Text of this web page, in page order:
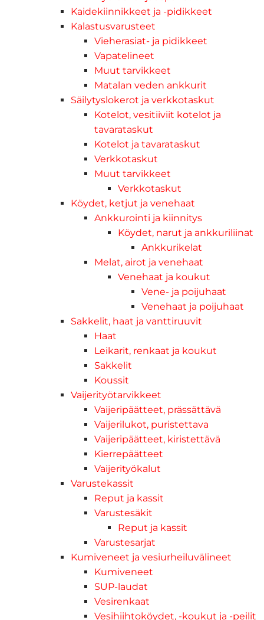
Kaidekiinnikkeet ja -pidikkeet
Kalastusvarusteet
Vieherasiat- ja pidikkeet
Vapatelineet
Muut tarvikkeet
Matalan veden ankkurit
Säilytyslokerot ja verkkotaskut
Kotelot, vesitiiviit kotelot ja
tavarataskut
Kotelot ja tavarataskut
Verkkotaskut
Muut tarvikkeet
Verkkotaskut
Köydet, ketjut ja venehaat
Ankkurointi ja kiinnitys
Köydet, narut ja ankkuriliinat
Ankkurikelat
Melat, airot ja venehaat
Venehaat ja koukut
Vene- ja poijuhaat
Venehaat ja poijuhaat
Sakkelit, haat ja vanttiruuvit
Haat
Leikarit, renkaat ja koukut
Sakkelit
Koussit
Vaijerityötarvikkeet
Vaijeripäätteet, prässättävä
Vaijerilukot, puristettava
Vaijeripäätteet, kiristettävä
Kierrepäätteet
Vaijerityökalut
Varustekassit
Reput ja kassit
Varustesäkit
Reput ja kassit
Varustesarjat
Kumiveneet ja vesiurheiluvälineet
Kumiveneet
SUP-laudat
Vesirenkaat
Vesihiihtoköydet, -koukut ja -peilit